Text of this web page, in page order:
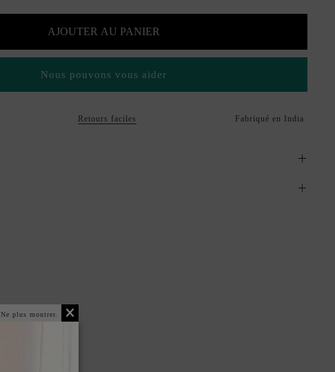
AJOUTER AU PANIER
Nous pouvons vous aider
Retours faciles Fabriqué en India
Ne plus montrer.